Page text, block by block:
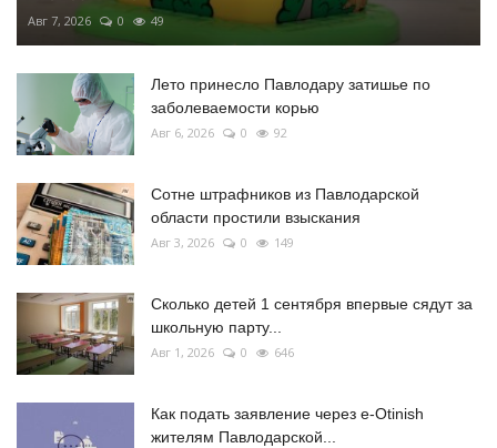
Авг 7, 2026 0 49
Лето принесло Павлодару затишье по
заболеваемости корью
Авг 6, 2026 0 92
Сотне штрафников из Павлодарской
области простили взыскания
Авг 3, 2026 0 149
Сколько детей 1 сентября впервые сядут за
школьную парту...
Авг 1, 2026 0 646
Как подать заявление через e-Otinish
жителям Павлодарской...